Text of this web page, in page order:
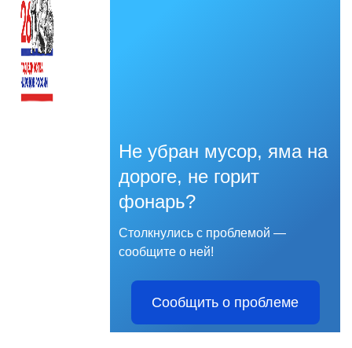
Не убран мусор, яма на
дороге, не горит
фонарь?
Столкнулись с проблемой —
сообщите о ней!
Сообщить о проблеме